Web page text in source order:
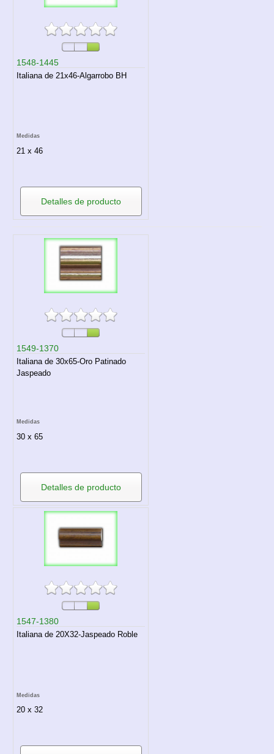
1548-1445
Italiana de 21x46-Algarrobo BH
Medidas
21 x 46
Detalles de producto
1549-1370
Italiana de 30x65-Oro Patinado
Jaspeado
Medidas
30 x 65
Detalles de producto
1547-1380
Italiana de 20X32-Jaspeado Roble
Medidas
20 x 32